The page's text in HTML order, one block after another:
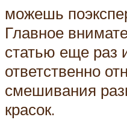
можешь
Главное
статью еще раз
ответственно
смешивания
красок.